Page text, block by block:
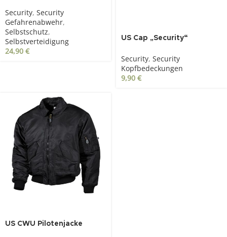
Security, Security
Gefahrenabwehr,
Selbstschutz,
Selbstverteidigung
24,90 €
US Cap „Security“
schwarz
Security, Security
Kopfbedeckungen
9,90 €
US CWU Pilotenjacke